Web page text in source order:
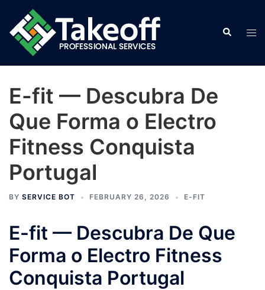
content
Search
E-fit — Descubra De
Que Forma o Electro
Fitness Conquista
Portugal
BY SERVICE BOT FEBRUARY 26, 2026 E-FIT
E-fit — Descubra De Que
Forma o Electro Fitness
Conquista Portugal